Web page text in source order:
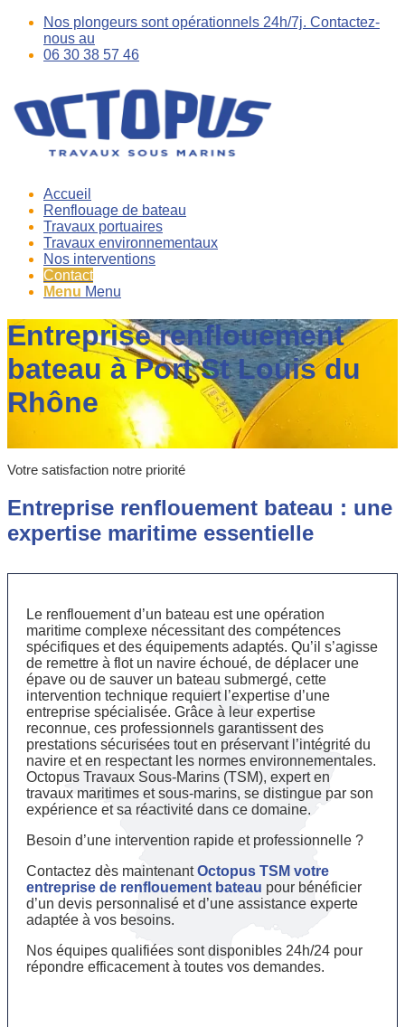
Nos plongeurs sont opérationnels 24h/7j. Contactez-
nous au
06 30 38 57 46
Accueil
Renflouage de bateau
Travaux portuaires
Travaux environnementaux
Nos interventions
Contact
Menu Menu
Entreprise renflouement
bateau à Port St Louis du
Rhône
Votre satisfaction notre priorité
Entreprise renflouement bateau : une
expertise maritime essentielle
Le renflouement d’un bateau est une opération
maritime complexe nécessitant des compétences
spécifiques et des équipements adaptés. Qu’il s’agisse
de remettre à flot un navire échoué, de déplacer une
épave ou de sauver un bateau submergé, cette
intervention technique requiert l’expertise d’une
entreprise spécialisée. Grâce à leur expertise
reconnue, ces professionnels garantissent des
prestations sécurisées tout en préservant l’intégrité du
navire et en respectant les normes environnementales.
Octopus Travaux Sous-Marins (TSM), expert en
travaux maritimes et sous-marins, se distingue par son
expérience et sa réactivité dans ce domaine.
Besoin d’une intervention rapide et professionnelle ?
Contactez dès maintenantOctopus TSM votre
entreprise de renflouement bateau pour bénéficier
d’un devis personnalisé et d’une assistance experte
adaptée à vos besoins.
Nos équipes qualifiées sont disponibles 24h/24 pour
répondre efficacement à toutes vos demandes.